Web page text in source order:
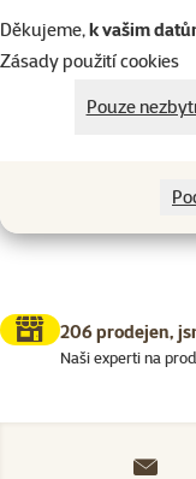
Děkujeme,k vašim
Zásady použití cookies
Pouze
206 prodejen,
Naši experti na